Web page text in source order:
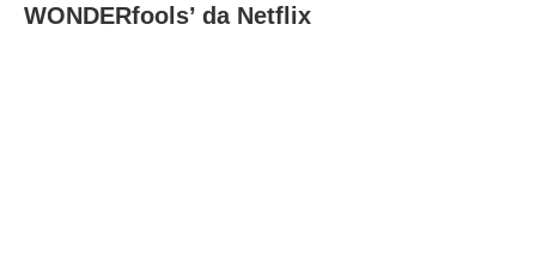
WONDERfools’ da Netflix